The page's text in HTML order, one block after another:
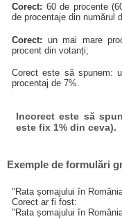
Corect: 60 de procente
de procentaje din numărul
Corect: un mai mare
procent din votanți;
Corect este să spunem:
procentaj de 7%.
Incorect este să
este fix 1% din ceva).
Exemple de formulări
"Rata șomajului în
Corect ar fi fost:
"Rata șomajului în